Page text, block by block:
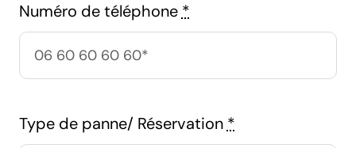
Numéro de téléphone *
Type de panne/ Réservation *